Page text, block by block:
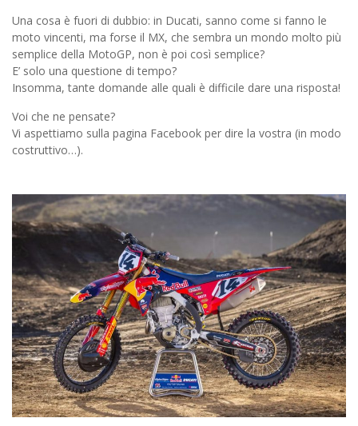
Una cosa è fuori di dubbio: in Ducati, sanno come si fanno le
moto vincenti, ma forse il MX, che sembra un mondo molto più
semplice della MotoGP, non è poi così semplice?
E’ solo una questione di tempo?
Insomma, tante domande alle quali è difficile dare una risposta!
Voi che ne pensate?
Vi aspettiamo sulla pagina Facebook per dire la vostra (in modo
costruttivo…).